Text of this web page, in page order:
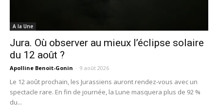
A la Une
Jura. Où observer au mieux l’éclipse solaire
du 12 août ?
Apolline Benoit-Gonin - 9 août 2026
Le 12 août prochain, les Jurassiens auront rendez-vous avec un
spectacle rare. En fin de journée, la Lune masquera plus de 92 %
du...